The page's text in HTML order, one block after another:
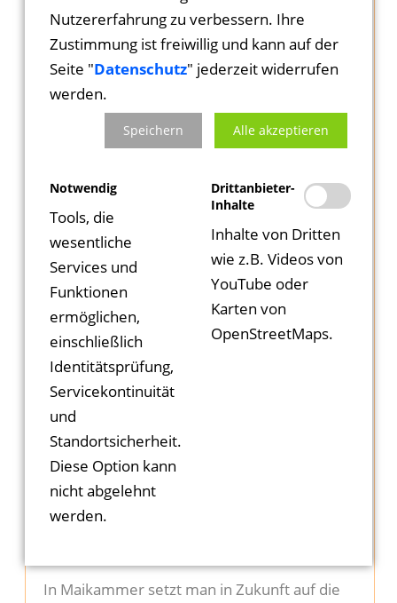
Themen, die gerade in Produktion sind.
Es zeigte sich, dass die KuLaDig-Datenbank
als Wissensschatz für den Tourismus
fungieren kann und durch die Vielzahl der
erfassten Kulturgüter Themen touristisch
Ideengeber für Gästeführer und Kultur- und
Weinbotschafter ist die Datenbank bestens
geeignet.
Voraussetzung ist, dass weiterhin viele
Bürger und interessierte Menschen sich auf
die Suche nach Gebäuden, Skulpturen,
Kunstwerken machen. Auf Dachböden und in
Archiven stöbern, in alten Kisten suchen und
mit Menschen über alte Zeiten sprechen und
die Geschichten aufschreiben. Veröffentlicht
werden die Texte, Bilder, Sprachaufnahmen
oder Filme im Internet auf der
Informationsplattform KuLaDig. Alle Einträge
werden vor der Freigabe redaktionell
In Maikammer setzt man in Zukunft auf die
Nutzererfahrung zu verbessern. Ihre
Zustimmung ist freiwillig und kann auf der
Seite "Datenschutz" jederzeit widerrufen
werden.
Speichern Alle akzeptieren
Notwendig
Tools, die
wesentliche
Services und
Funktionen
ermöglichen,
einschließlich
Identitätsprüfung,
Servicekontinuität
und
Standortsicherheit.
Diese Option kann
nicht abgelehnt
werden.
Drittanbieter-
Inhalte
Inhalte von Dritten
wie z.B. Videos von
YouTube oder
Karten von
OpenStreetMaps.